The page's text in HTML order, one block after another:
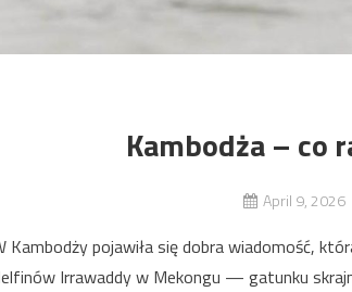
Kambodża – co
April 9, 2026
Kambodży pojawiła się dobra wiadomość,
Irrawaddy w Mekongu — gatunku